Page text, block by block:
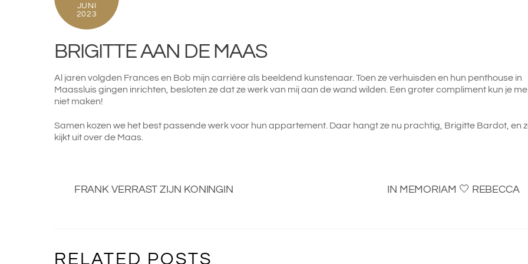
JUNI
2023
BRIGITTE AAN DE MAAS
Al jaren volgden Frances en Bob mijn carrière als beeldend kunstenaar. Toen ze verhuisden en hun penthouse in
Maassluis gingen inrichten, besloten ze dat ze werk van mij aan de wand wilden. Een groter compliment kun je me
niet maken!
Samen kozen we het best passende werk voor hun appartement. Daar hangt ze nu prachtig, Brigitte Bardot, en
kijkt uit over de Maas.
FRANK VERRAST ZIJN KONINGIN IN MEMORIAM 🤍 REBECCA
RELATED POSTS